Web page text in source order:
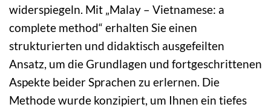
widerspiegeln. Mit „Malay – Vietnamese: a
complete method“ erhalten Sie einen
strukturierten und didaktisch ausgefeilten
Ansatz, um die Grundlagen und fortgeschrittenen
Aspekte beider Sprachen zu erlernen. Die
Methode wurde konzipiert, um Ihnen ein tiefes